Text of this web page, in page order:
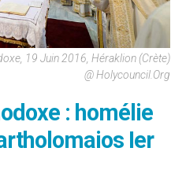
19 Juin 2016, Héraklion (Crète)
@ Holycouncil.org
: homélie
Ier